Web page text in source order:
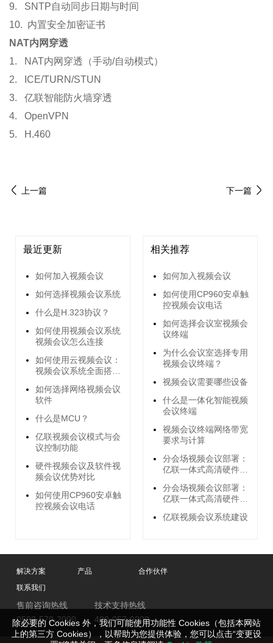
9. SNTP自动同步日期与时间
10. 内置安全加密证书
NAT内网穿透
1. NAT内网穿透（手动/自动模式）
2. ICE/TURN/STUN
3. 亿联智能防火墙穿透
4. OpenVPN
5. H.460
上一篇 下一篇
最近更新
如何加入视频会议
如何选择视频会议系统
什么是H.323协议？
如何使用视频会议系统
视频会议怎么连接
如何使用云视频会议：
视频会议系统全面搭建
如何选择网络视频会议
软件
什么是MCU？
亿联视频会议模式与会
议控制功能
硬件视频会议及软件视
频会议优势对比
如何使用CP960安卓触
控视频会议电话
相关推荐
如何加入视频会议
如何使用CP960安卓触
控视频会议电话
如何选择会议室视频会
议终端
为什么会议室选择专用
视频会议终端？
视频会议需要哪些设备
什么是一体化智能视频
会议终端
视频会议终端网络带宽
要求与计算
分会场视频会议部署：
亿联一体式高清硬件终
分会场视频会议部署：
亿联一体式高清硬件终
亿联视频会议系统建设
解决方案 产品
合作伙伴
联系我们
售前咨询热线
0592-570-2000
技术支持热线
400-057-0200
除必要的 Cookies 外，我们可能使用功能性 Cookies（包括本网站
上的第三方 Cookies），以帮助为您提供体验，您可以点击“变更设